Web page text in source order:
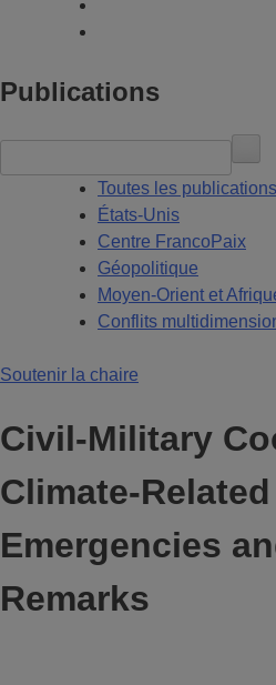
Publications
Toutes les publications
États-Unis
Centre FrancoPaix
Géopolitique
Moyen-Orient et
Conflits
Soutenir la chaire
Civil-Military
Climate-Related
Emergencies
Remarks